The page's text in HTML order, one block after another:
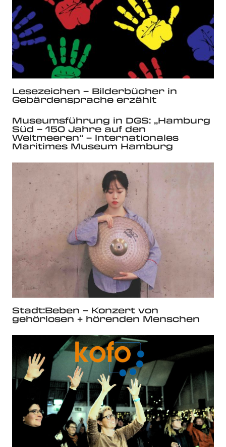
Lesezeichen – Bilderbücher in
Gebärdensprache erzählt
Museumsführung in DGS: „Hamburg
Süd – 150 Jahre auf den
Weltmeeren“ – Internationales
Maritimes Museum Hamburg
Stadt:Beben – Konzert von
gehörlosen + hörenden Menschen